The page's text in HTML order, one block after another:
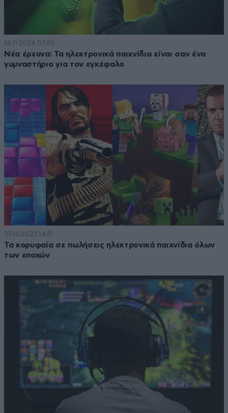
14·11·2024 07:30
Νέα έρευνα: Τα ηλεκτρονικά παιχνίδια είναι σαν ένα
γυμναστήριο για τον εγκέφαλο
23·10·2023 14:31
Τα κορυφαία σε πωλήσεις ηλεκτρονικά παιχνίδια όλων
των εποχών